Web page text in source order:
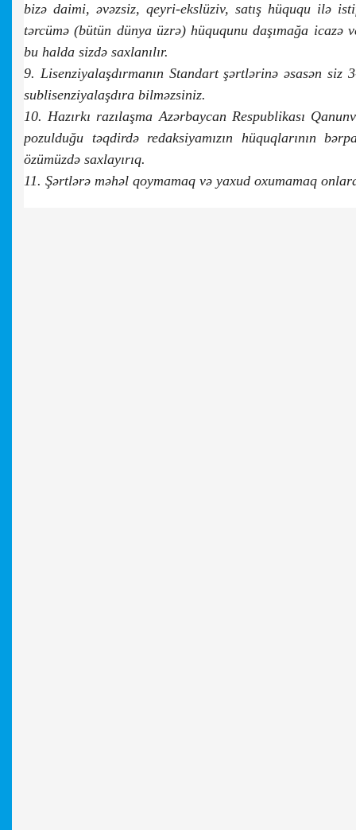
bizə daimi, əvəzsiz, qeyri-ekslüziv, satış hüququ ilə
tərcümə (bütün dünya üzrə) hüququnu daşımağa
bu halda sizdə saxlanılır.
9. Lisenziyalaşdırmanın Standart şərtlərinə əsasən
sublisenziyalaşdıra bilməzsiniz.
10. Hazırkı razılaşma Azərbaycan Respublikası
pozulduğu təqdirdə redaksiyamızın hüquqlarının
özümüzdə saxlayırıq.
11. Şərtlərə məhəl qoymamaq və yaxud oxumamaq